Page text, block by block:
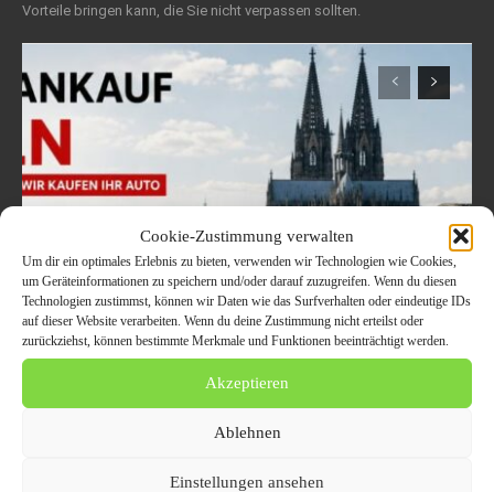
Cookie-Zustimmung verwalten
Um dir ein optimales Erlebnis zu bieten, verwenden wir Technologien wie Cookies,
um Geräteinformationen zu speichern und/oder darauf zuzugreifen. Wenn du diesen
Technologien zustimmst, können wir Daten wie das Surfverhalten oder eindeutige IDs
auf dieser Website verarbeiten. Wenn du deine Zustimmung nicht erteilst oder
zurückziehst, können bestimmte Merkmale und Funktionen beeinträchtigt werden.
Akzeptieren
Ablehnen
Einstellungen ansehen
Vorteile bringen kann, die Sie nicht verpassen sollten.
Welche Fahrzeuge in Köln
aktuell besonders gefragt
sind – Trends im
Autoankauf 2026